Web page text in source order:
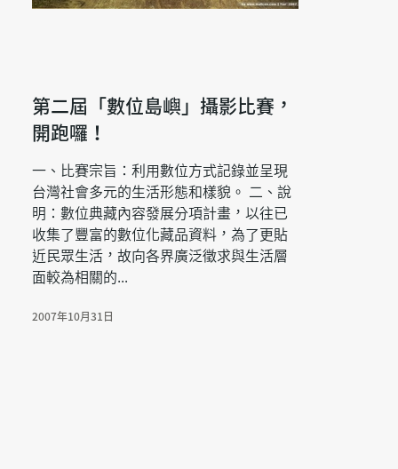
第二屆「數位島嶼」攝影比賽，
開跑囉！
一、比賽宗旨：利用數位方式記錄並呈現
台灣社會多元的生活形態和樣貌。 二、說
明：數位典藏內容發展分項計畫，以往已
收集了豐富的數位化藏品資料，為了更貼
近民眾生活，故向各界廣泛徵求與生活層
面較為相關的...
2007年10月31日